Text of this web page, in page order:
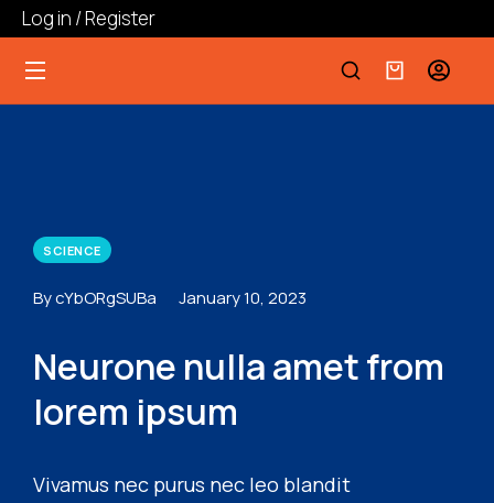
Log in / Register
SCIENCE
By cYbORgSUBa January 10, 2023
Neurone nulla amet from
lorem ipsum
Vivamus nec purus nec leo blandit